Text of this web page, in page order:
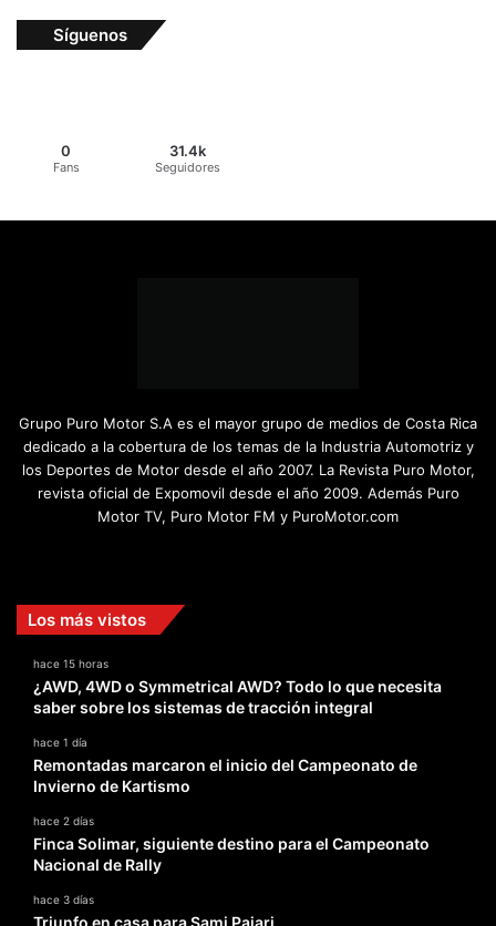
Síguenos
0
Fans
31.4k
Seguidores
Grupo Puro Motor S.A es el mayor grupo de medios de Costa Rica
dedicado a la cobertura de los temas de la Industria Automotriz y
los Deportes de Motor desde el año 2007. La Revista Puro Motor,
revista oficial de Expomovil desde el año 2009. Además Puro
Motor TV, Puro Motor FM y PuroMotor.com
Los más vistos
hace 15 horas
¿AWD, 4WD o Symmetrical AWD? Todo lo que necesita
saber sobre los sistemas de tracción integral
hace 1 día
Remontadas marcaron el inicio del Campeonato de
Invierno de Kartismo
hace 2 días
Finca Solimar, siguiente destino para el Campeonato
Nacional de Rally
hace 3 días
Triunfo en casa para Sami Pajari